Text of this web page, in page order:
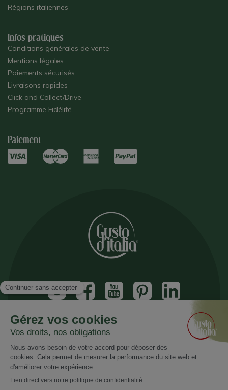
Régions italiennes
Infos pratiques
Conditions générales de vente
Mentions légales
Paiements sécurisés
Livraisons rapides
Click and Collect/Drive
Programme Fidélité
Paiement
Inscrivez vous à notre newsletter
Recevez nos nouveautés et promotions
Email